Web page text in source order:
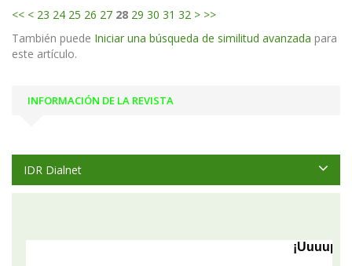
<< < 23 24 25 26 27 28 29 30 31 32 > >>
También puede Iniciar una búsqueda de similitud avanzada para
este artículo.
INFORMACIÓN DE LA REVISTA
IDR Dialnet